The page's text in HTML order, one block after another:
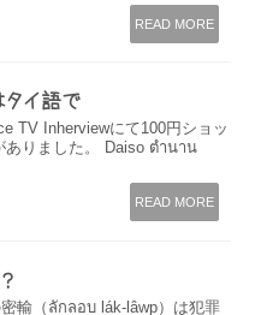
READ MORE
タイ語で
TV Inherviewにて100円ショッ
ありました。 Daiso ตำนาน
READ MORE
輸（ลักลอบ lák-lâwp）は犯罪